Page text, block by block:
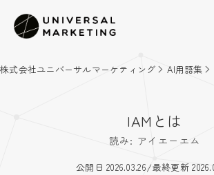
株式会社ユニバーサルマーケティング AI用語集
IAMとは
読み: アイエーエム
公開日 2026.03.26/最終更新